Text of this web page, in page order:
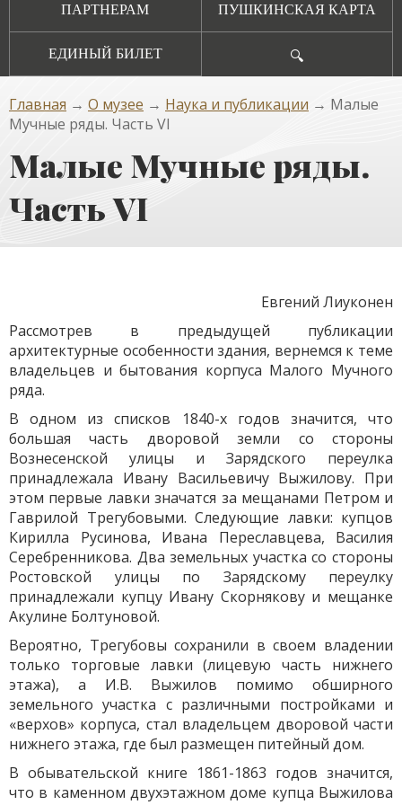
ПАРТНЕРАМ ПУШКИНСКАЯ КАРТА
ЕДИНЫЙ БИЛЕТ 🔍
Главная → О музее → Наука и публикации → Малые
Мучные ряды. Часть VI
Малые Мучные ряды.
Часть VI
Евгений Лиуконен
Рассмотрев в предыдущей публикации
архитектурные особенности здания, вернемся к теме
владельцев и бытования корпуса Малого Мучного
ряда.
В одном из списков 1840-х годов значится, что
большая часть дворовой земли со стороны
Вознесенской улицы и Зарядского переулка
принадлежала Ивану Васильевичу Выжилову. При
этом первые лавки значатся за мещанами Петром и
Гаврилой Трегубовыми. Следующие лавки: купцов
Кирилла Русинова, Ивана Переславцева, Василия
Серебренникова. Два земельных участка со стороны
Ростовской улицы по Зарядскому переулку
принадлежали купцу Ивану Скорнякову и мещанке
Акулине Болтуновой.
Вероятно, Трегубовы сохранили в своем владении
только торговые лавки (лицевую часть нижнего
этажа), а И.В. Выжилов помимо обширного
земельного участка с различными постройками и
«верхов» корпуса, стал владельцем дворовой части
нижнего этажа, где был размещен питейный дом.
В обывательской книге 1861-1863 годов значится,
что в каменном двухэтажном доме купца Выжилова